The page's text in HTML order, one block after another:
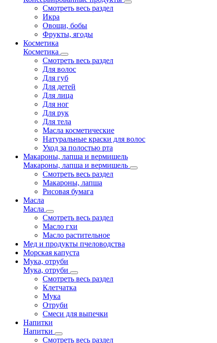
Смотреть весь раздел
Икра
Овощи, бобы
Фрукты, ягоды
Косметика
Косметика
Смотреть весь раздел
Для волос
Для губ
Для детей
Для лица
Для ног
Для рук
Для тела
Масла косметические
Натуральные краски для волос
Уход за полостью рта
Макароны, лапша и вермишель
Макароны, лапша и вермишель
Смотреть весь раздел
Макароны, лапша
Рисовая бумага
Масла
Масла
Смотреть весь раздел
Масло гхи
Масло растительное
Мед и продукты пчеловодства
Морская капуста
Мука, отруби
Мука, отруби
Смотреть весь раздел
Клетчатка
Мука
Отруби
Смеси для выпечки
Напитки
Напитки
Смотреть весь раздел